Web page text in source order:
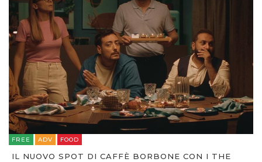
FREE ADV FOOD
IL NUOVO SPOT DI CAFFÈ BORBONE CON I THE